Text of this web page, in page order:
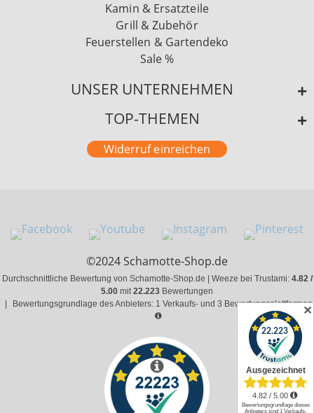
Kamin & Ersatzteile
Grill & Zubehör
Feuerstellen & Gartendeko
Sale %
UNSER UNTERNEHMEN
TOP-THEMEN
Widerruf einreichen
©2024 Schamotte-Shop.de
Durchschnittliche Bewertung von Schamotte-Shop.de | Weeze bei Trustami: 4.82 /
5.00 mit22.223 Bewertungen
Bewertungsgrundlage des Anbieters: 1 Verkaufs- und 3 Bewertungsplattformen
✕